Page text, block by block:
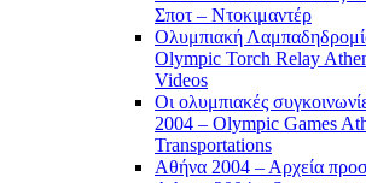
Σποτ – Ντοκιμαντέρ
Ολυμπιακή
Olympic Torch Relay
Videos
Οι ολυμπιακές
2004 – Olympic Games
Transportations
Αθήνα 2004 – Αρχεία